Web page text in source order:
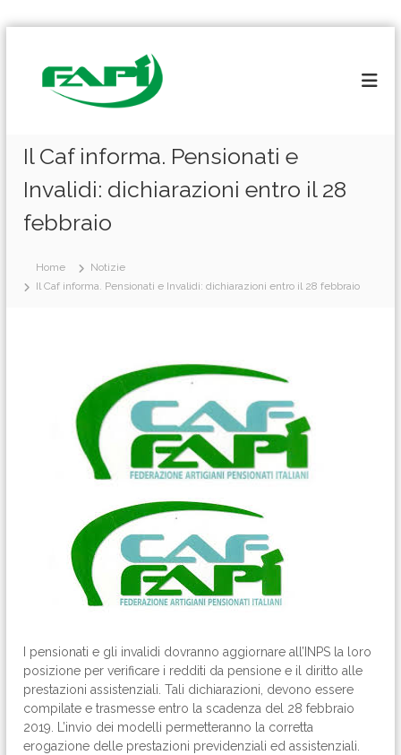
Il Caf informa. Pensionati e
Invalidi: dichiarazioni entro il 28
febbraio
Home
Notizie
Il Caf informa. Pensionati e Invalidi: dichiarazioni entro il 28 febbraio
I pensionati e gli invalidi dovranno aggiornare all’INPS la loro
posizione per verificare i redditi da pensione e il diritto alle
prestazioni assistenziali. Tali dichiarazioni, devono essere
compilate e trasmesse entro la scadenza del 28 febbraio
2019. L’invio dei modelli permetteranno la corretta
erogazione delle prestazioni previdenziali ed assistenziali.